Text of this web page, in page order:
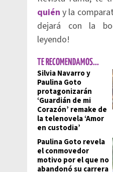
quién y la
dejará con la
leyendo!
TE RECOMENDAMOS...
Silvia Navarro y
Paulina Goto
protagonizarán
‘Guardián de mi
Corazón’ remake de
la telenovela ‘Amor
en custodia’
Paulina Goto revela
el conmovedor
motivo por el que no
abandonó su carrera